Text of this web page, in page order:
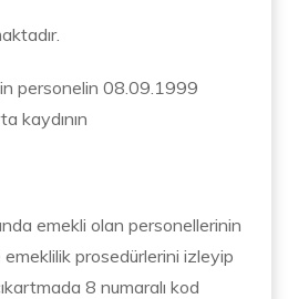
personelin 08.09.1999
kaydının
emekli olan personellerinin
prosedürlerini izleyip
8 numaralı kod